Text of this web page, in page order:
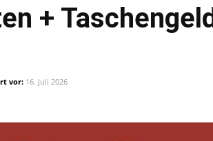
+ Taschengeld
vor: 16. Juli 2026